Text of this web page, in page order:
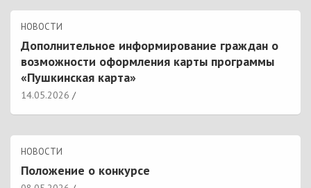
НОВОСТИ
Дополнительное информирование граждан о
возможности оформления карты программы
«Пушкинская карта»
14.05.2026
НОВОСТИ
Положение о конкурсе